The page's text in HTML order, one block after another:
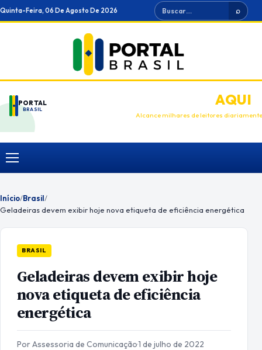
Ir
para
Quinta-Feira, 06 De Agosto De 2026 Buscar ⌕
PORTAL
BRASIL
ANUNCIEAQUI
Alcance milhares de leitores diariamente
Menu
Início/Brasil/
Geladeiras devem exibir hoje nova etiqueta de eficiência energética
BRASIL
Geladeiras devem exibir hoje
nova etiqueta de eficiência
energética
Por Assessoria de Comunicação·1 de julho de 2022